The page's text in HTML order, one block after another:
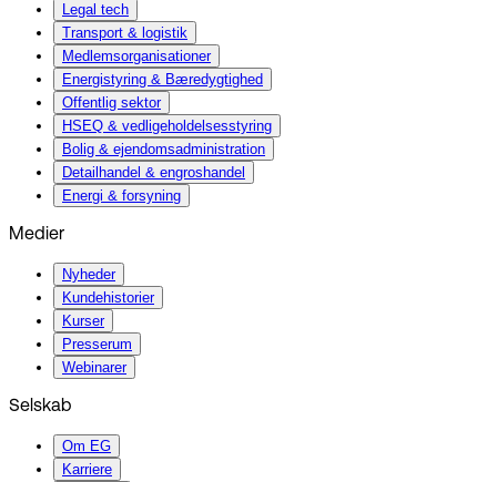
Legal tech
Transport & logistik
Medlemsorganisationer
Energistyring & Bæredygtighed
Offentlig sektor
HSEQ & vedligeholdelsesstyring
Bolig & ejendomsadministration
Detailhandel & engroshandel
Energi & forsyning
Medier
Nyheder
Kundehistorier
Kurser
Presserum
Webinarer
Selskab
Om EG
Karriere